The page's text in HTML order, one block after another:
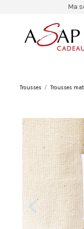
Ma
Trousses Trousses